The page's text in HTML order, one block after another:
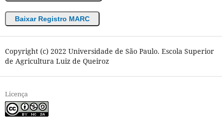
Baixar Registro MARC
Copyright (c) 2022 Universidade de São Paulo. Escola Superior
de Agricultura Luiz de Queiroz
Licença